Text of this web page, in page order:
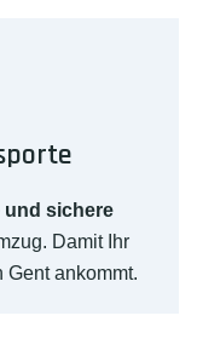
und sichere
Damit Ihr
Gent ankommt.